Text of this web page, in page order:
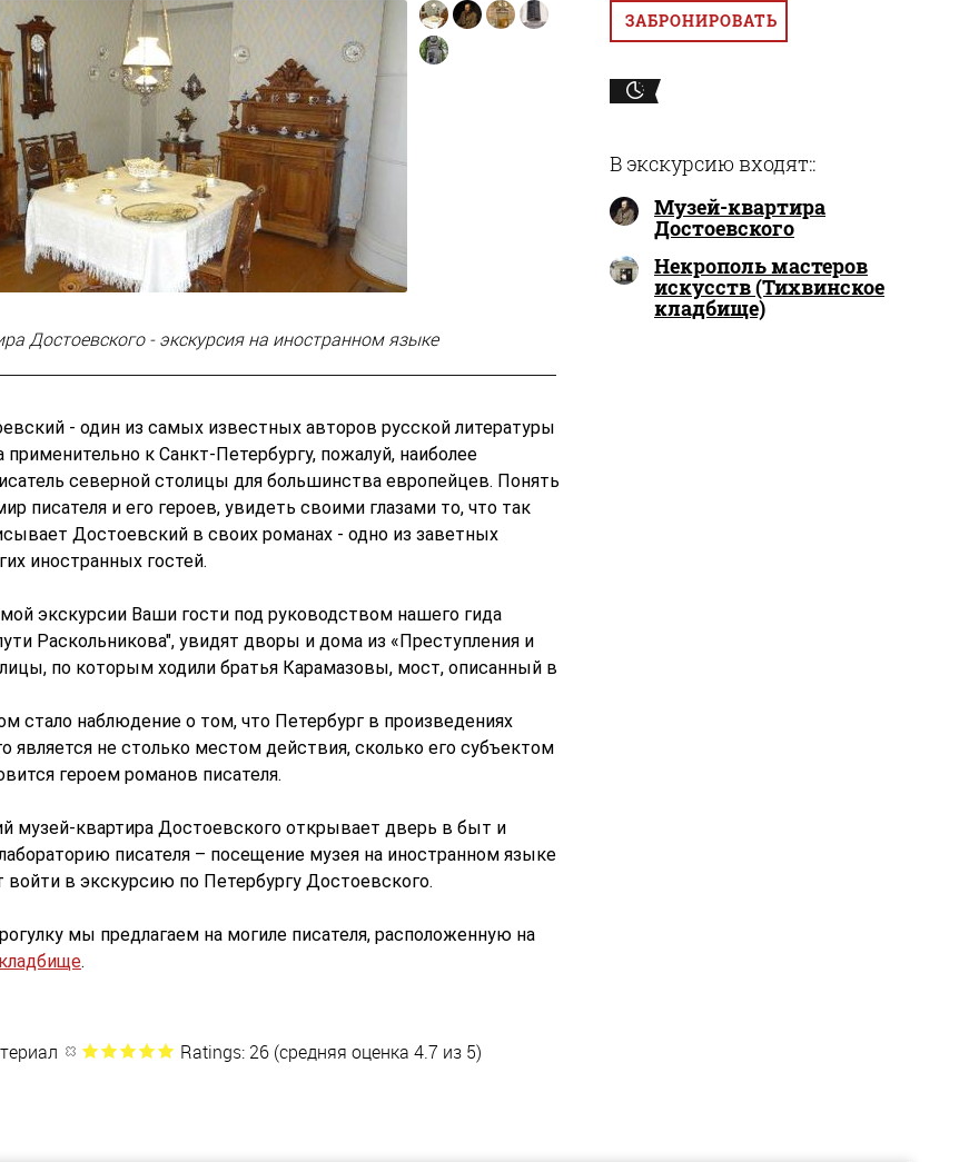
Достоевского - экскурсия на иностранном языке
- один из самых известных авторов русской литературы
применительно к Санкт-Петербургу, пожалуй, наиболее
северной столицы для большинства европейцев. Понять
писателя и его героев, увидеть своими глазами то, что так
Достоевский в своих романах - одно из заветных
иностранных гостей.
экскурсии Ваши гости под руководством нашего гида
Раскольникова", увидят дворы и дома из «Преступления и
по которым ходили братья Карамазовы, мост, описанный в
стало наблюдение о том, что Петербург в произведениях
является не столько местом действия, сколько его субъектом
героем романов писателя.
музей-квартира Достоевского открывает дверь в быт и
писателя – посещение музея на иностранном языке
в экскурсию по Петербургу Достоевского.
мы предлагаем на могиле писателя, расположенную на
.
Ratings: 26 (средняя оценка 4.7 из 5)
ЗАБРОНИРОВАТЬ
В экскурсию входят::
Музей-квартира
Достоевского
Некрополь мастеров
искусств (Тихвинское
кладбище)